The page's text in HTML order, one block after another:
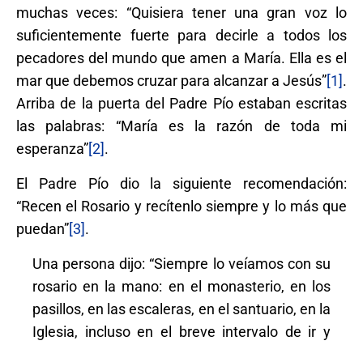
muchas veces: “Quisiera tener una gran voz lo
suficientemente fuerte para decirle a todos los
pecadores del mundo que amen a María. Ella es el
mar que debemos cruzar para alcanzar a Jesús”[1].
Arriba de la puerta del Padre Pío estaban escritas
las palabras: “María es la razón de toda mi
esperanza”[2].
El Padre Pío dio la siguiente recomendación:
“Recen el Rosario y recítenlo siempre y lo más que
puedan”[3].
Una persona dijo: “Siempre lo veíamos con su
rosario en la mano: en el monasterio, en los
pasillos, en las escaleras, en el santuario, en la
Iglesia, incluso en el breve intervalo de ir y